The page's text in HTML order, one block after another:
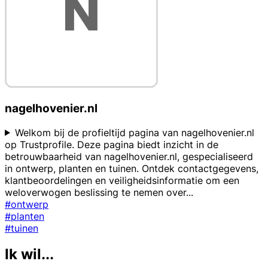
nagelhovenier.nl
Welkom bij de profieltijd pagina van nagelhovenier.nl
op Trustprofile. Deze pagina biedt inzicht in de
betrouwbaarheid van nagelhovenier.nl, gespecialiseerd
in ontwerp, planten en tuinen. Ontdek contactgegevens,
klantbeoordelingen en veiligheidsinformatie om een
weloverwogen beslissing te nemen over...
#ontwerp
#planten
#tuinen
Ik wil...